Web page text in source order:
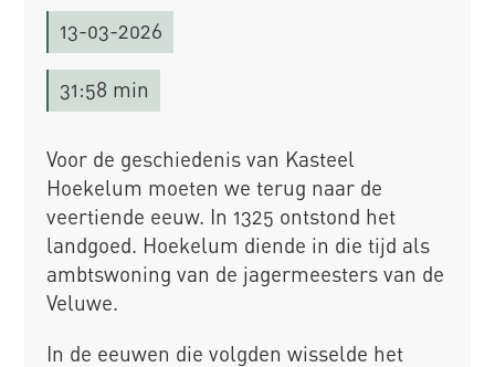
13-03-2026
31:58 min
Voor de geschiedenis van Kasteel
Hoekelum moeten we terug naar de
veertiende eeuw. In 1325 ontstond het
landgoed. Hoekelum diende in die tijd als
ambtswoning van de jagermeesters van de
Veluwe.
In de eeuwen die volgden wisselde het